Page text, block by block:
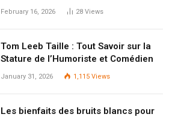
February 16, 2026 28 Views
Tom Leeb Taille : Tout Savoir sur la
Stature de l’Humoriste et Comédien
January 31, 2026 1,115 Views
Les bienfaits des bruits blancs pour